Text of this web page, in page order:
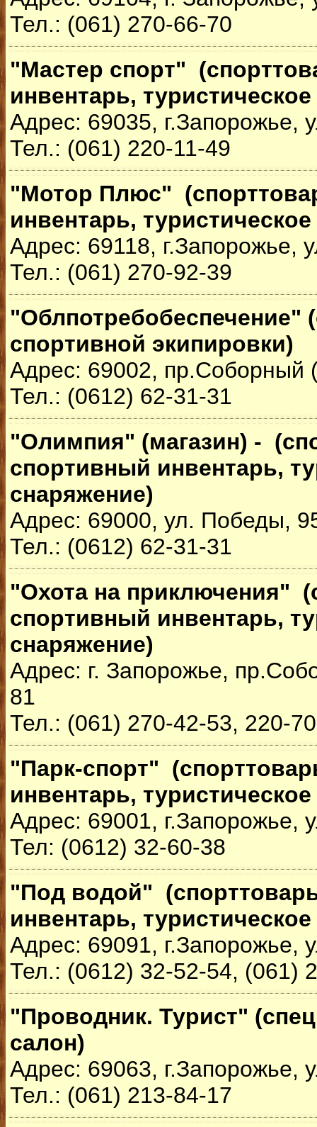
Тел.: (061) 270-66-70
"Мастер спорт"
инвентарь,
Адрес: 69035, г.Запорожье,
Тел.: (061) 220-11-49
"Мотор Плюс"
инвентарь,
Адрес: 69118, г.Запорожье,
Тел.: (061) 270-92-39
"Облпотребобеспечение"
спортивной экипировки)
Адрес: 69002, пр.Соборный
Тел.: (0612) 62-31-31
"Олимпия" (магазин) -
спортивный инвентарь,
снаряжение)
Адрес: 69000, ул. Победы,
Тел.: (0612) 62-31-31
"Охота на приключения"
спортивный инвентарь,
снаряжение)
Адрес: г. Запорожье,
81
Тел.: (061) 270-42-53, 220-
"Парк-спорт"
инвентарь,
Адрес: 69001, г.Запорожье,
Тел: (0612) 32-60-38
"Под водой"
инвентарь,
Адрес: 69091, г.Запорожье,
Тел.: (0612) 32-52-54, (061)
"Проводник. Турист"
салон)
Адрес: 69063, г.Запорожье,
Тел.: (061) 213-84-17